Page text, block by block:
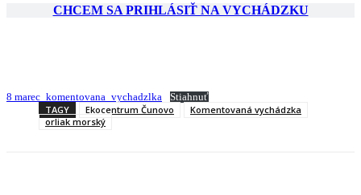
CHCEM SA PRIHLÁSIŤ NA VYCHÁDZKU
8 marec_komentovana_vychadzlka Stiahnuť
TAGY Ekocentrum Čunovo
Komentovaná vychádzka
orliak morský